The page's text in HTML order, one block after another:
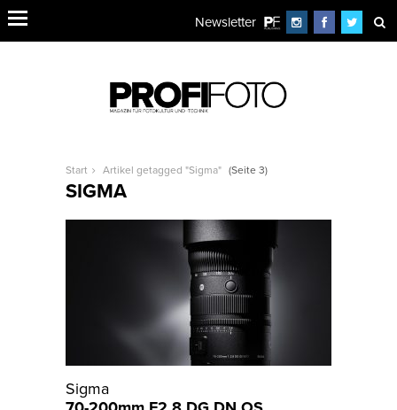
Newsletter
Start Artikel getagged "Sigma" (Seite 3)
SIGMA
Sigma